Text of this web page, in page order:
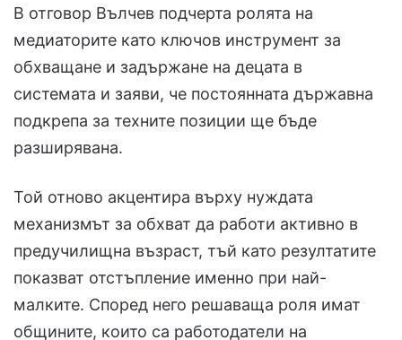
В отговор Вълчев подчерта ролята на
медиаторите като ключов инструмент за
обхващане и задържане на децата в
системата и заяви, че постоянната държавна
подкрепа за техните позиции ще бъде
разширявана.
Той отново акцентира върху нуждата
механизмът за обхват да работи активно в
предучилищна възраст, тъй като резултатите
показват отстъпление именно при най-
малките. Според него решаваща роля имат
общините, които са работодатели на